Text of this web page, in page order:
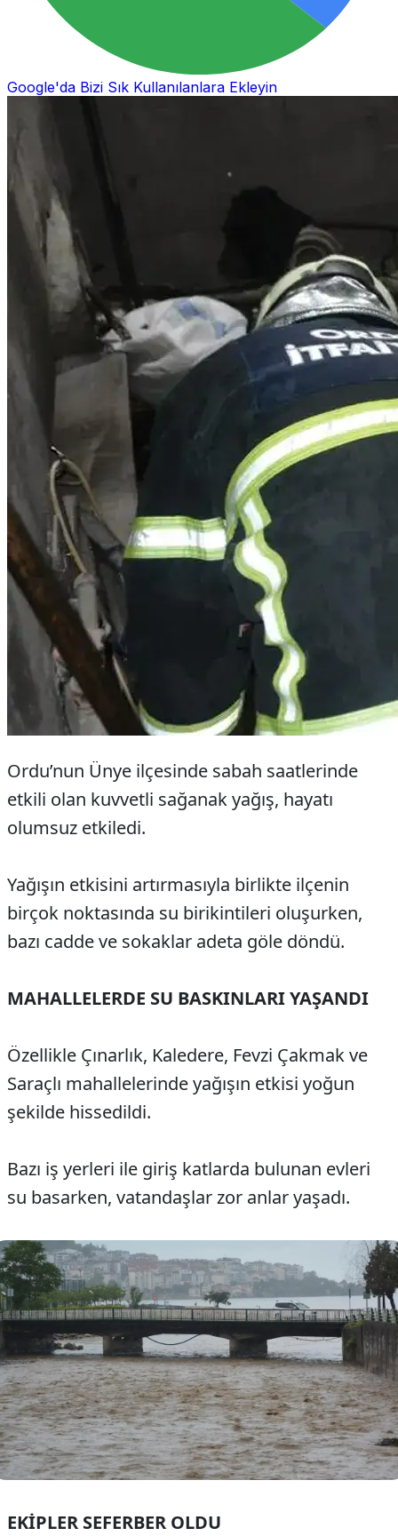
Google'da Bizi Sık Kullanılanlara Ekleyin
Ordu’nun Ünye ilçesinde sabah saatlerinde
etkili olan kuvvetli sağanak yağış, hayatı
olumsuz etkiledi.
Yağışın etkisini artırmasıyla birlikte ilçenin
birçok noktasında su birikintileri oluşurken,
bazı cadde ve sokaklar adeta göle döndü.
MAHALLELERDE SU BASKINLARI YAŞANDI
Özellikle Çınarlık, Kaledere, Fevzi Çakmak ve
Saraçlı mahallelerinde yağışın etkisi yoğun
şekilde hissedildi.
Bazı iş yerleri ile giriş katlarda bulunan evleri
su basarken, vatandaşlar zor anlar yaşadı.
EKİPLER SEFERBER OLDU